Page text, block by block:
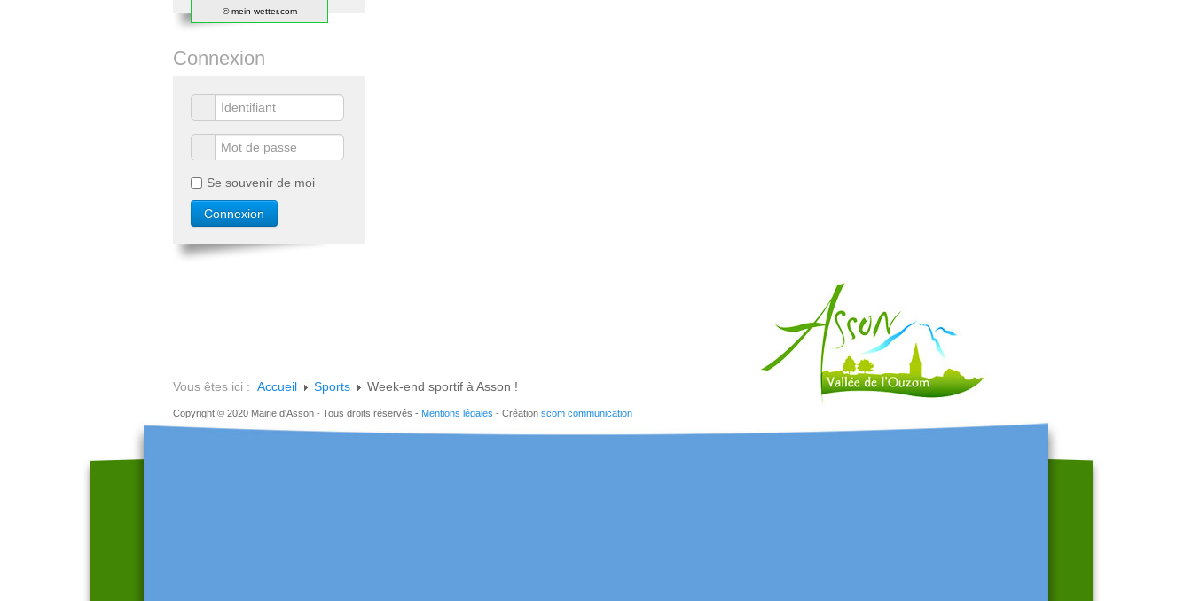
© mein-wetter.com
Connexion
Se souvenir de moi
Vous êtes ici : Accueil Sports Week-end sportif à Asson !
Copyright © 2020 Mairie d'Asson - Tous droits réservés - Mentions légales - Création scom communication